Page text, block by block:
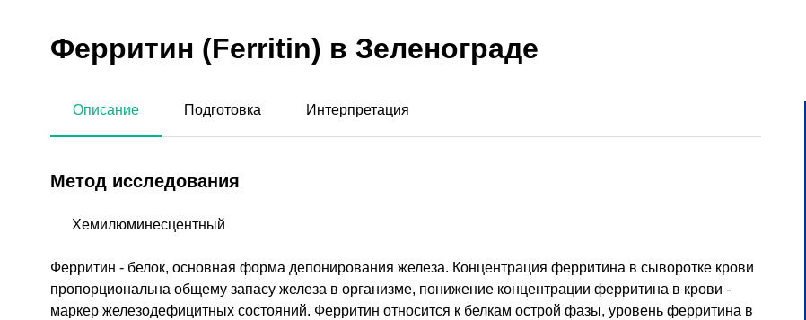
Ферритин (Ferritin) в Зеленограде
Описание Подготовка Интерпретация
Метод исследования
Хемилюминесцентный
Ферритин - белок, основная форма депонирования железа. Концентрация ферритина в сыворотке крови
пропорциональна общему запасу железа в организме, понижение концентрации ферритина в крови -
маркер железодефицитных состояний. Ферритин относится к белкам острой фазы, уровень ферритина в